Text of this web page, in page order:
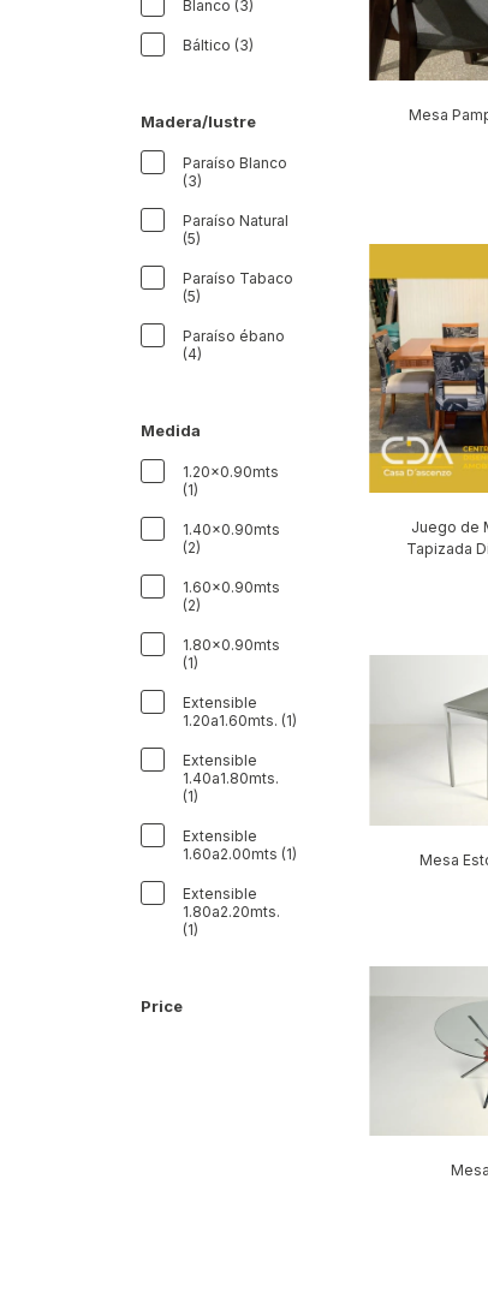
Blanco (3)
Báltico (3)
Madera/lustre
Paraíso Blanco
(3)
Paraíso Natural
(5)
Paraíso Tabaco
(5)
Paraíso ébano
(4)
Medida
1.20x0.90mts
(1)
1.40x0.90mts
(2)
1.60x0.90mts
(2)
1.80x0.90mts
(1)
Extensible
1.20a1.60mts. (1)
Extensible
1.40a1.80mts.
(1)
Extensible
1.60a2.00mts (1)
Extensible
1.80a2.20mts.
(1)
Price
Mesa
Juego de
Tapizada
Mesa